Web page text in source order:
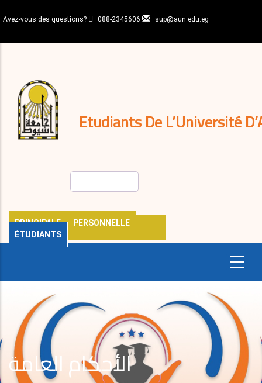
au
principal
Avez-vous des questions? 088-2345606 sup@aun.edu.eg
Etudiants De L’Université
PRINCIPALE
PERSONNELLE
ÉTUDIANTS
décisions
Expatriés
Journal
الأحكام العامة